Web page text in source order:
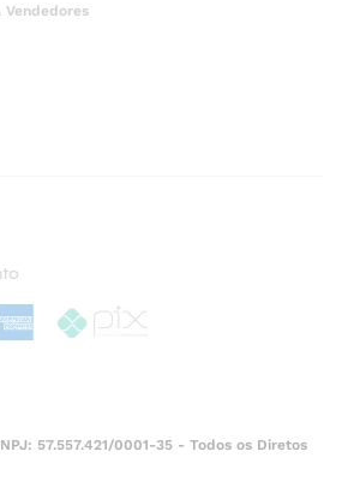
Vendedores
57.557.421/0001-35 - Todos os Diretos